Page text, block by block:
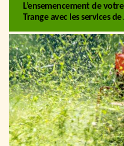
L’ensemencement de
Trange avec les services